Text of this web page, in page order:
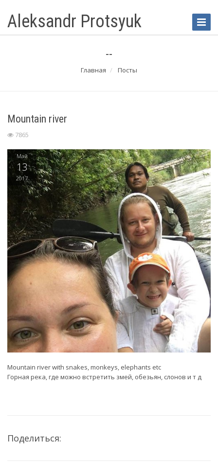
Toggle
Aleksandr Protsyuk
--
Главная Посты
Mountain river
7865
Май
13
2017
Mountain river with snakes, monkeys, elephants etc
Горная река, где можно встретить змей, обезьян, слонов и т д
Поделиться: